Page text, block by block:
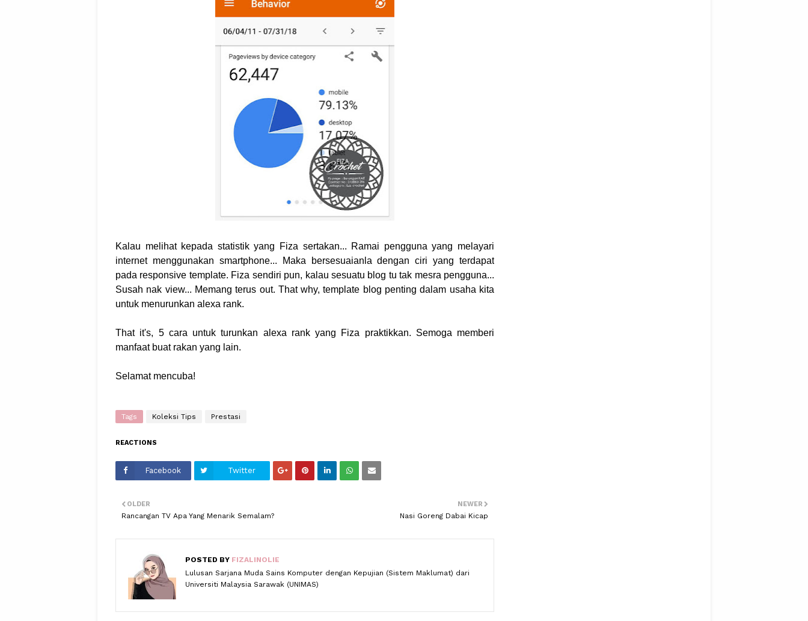
Kalau melihat kepada statistik yang Fiza sertakan... Ramai pengguna yang melayari
internet menggunakan smartphone... Maka bersesuaianla dengan ciri yang terdapat
pada responsive template. Fiza sendiri pun, kalau sesuatu blog tu tak mesra pengguna...
Susah nak view... Memang terus out. That why, template blog penting dalam usaha kita
untuk menurunkan alexa rank.
That it's, 5 cara untuk turunkan alexa rank yang Fiza praktikkan. Semoga memberi
manfaat buat rakan yang lain.
Selamat mencuba!
Tags Koleksi Tips Prestasi
REACTIONS
Facebook Twitter
NEWER
Nasi Goreng Dabai Kicap
OLDER
Rancangan TV Apa Yang Menarik Semalam?
POSTED BY FIZALINOLIE
Lulusan Sarjana Muda Sains Komputer dengan Kepujian (Sistem Maklumat) dari
Universiti Malaysia Sarawak (UNIMAS)